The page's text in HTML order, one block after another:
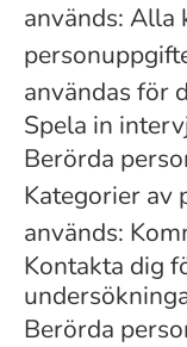
används: Alla
användas för
Spela in
Berörda
Kategorier av
används:
Kontakta dig
Berörda